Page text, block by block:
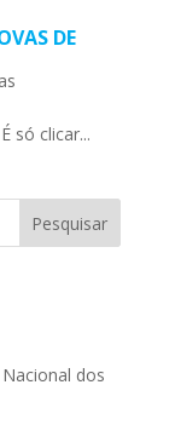
DE
clicar...
dos